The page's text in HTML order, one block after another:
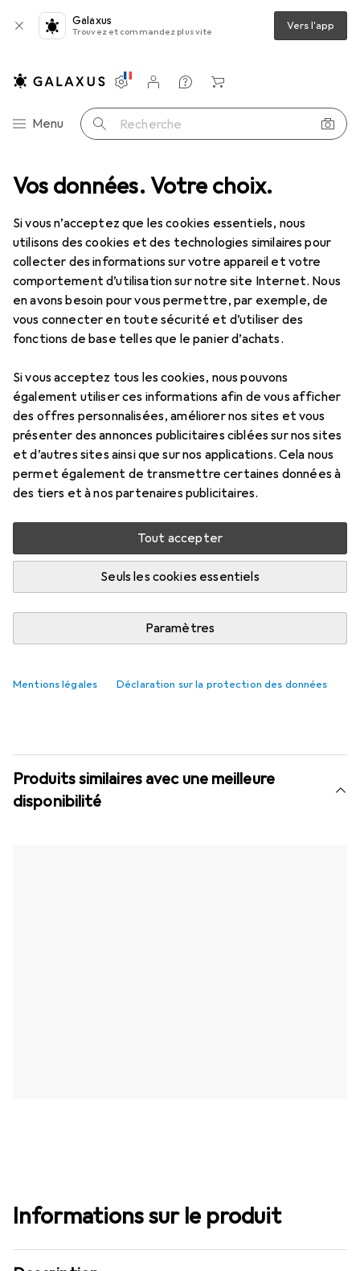
Vos données. Votre choix.
Si vous n’acceptez que les cookies essentiels, nous
utilisons des cookies et des technologies similaires pour
collecter des informations sur votre appareil et votre
comportement d’utilisation sur notre site Internet. Nous
en avons besoin pour vous permettre, par exemple, de
vous connecter en toute sécurité et d’utiliser des
fonctions de base telles que le panier d’achats.
Si vous acceptez tous les cookies, nous pouvons
également utiliser ces informations afin de vous afficher
des offres personnalisées, améliorer nos sites et vous
présenter des annonces publicitaires ciblées sur nos sites
et d’autres sites ainsi que sur nos applications. Cela nous
permet également de transmettre certaines données à
des tiers et à nos partenaires publicitaires.
Tout accepter
Seuls les cookies essentiels
Paramètres
Mentions légales Déclaration sur la protection des données
Galaxus
Trouvez et commandez plus vite Vers l'app
Navigation par catégorie
Menu Recherche
Paramètres
Compte client
Listes de comparaison
Listes d'envies
Panier
table Plat décoratif Alessi Coupe à fruits BARKNEST platine
15 images
AlessiCoupe à fruits BARKNEST
platine
Prix en EUR TVA incl.
EUR
118,71
2
Évaluations Marque
Plus de produits Alessi
Livré entre mer, 26/8 et ven, 28/8
M'informer si le produit est disponible plus tôt
Ajouter au panier
Comparer Ajouter à la liste
livraison gratuite
Produits similaires avec une meilleure
disponibilité
Informations sur le produit